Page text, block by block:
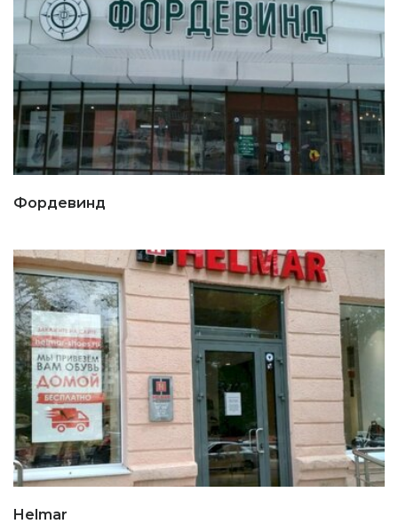
Фордевинд
Helmar